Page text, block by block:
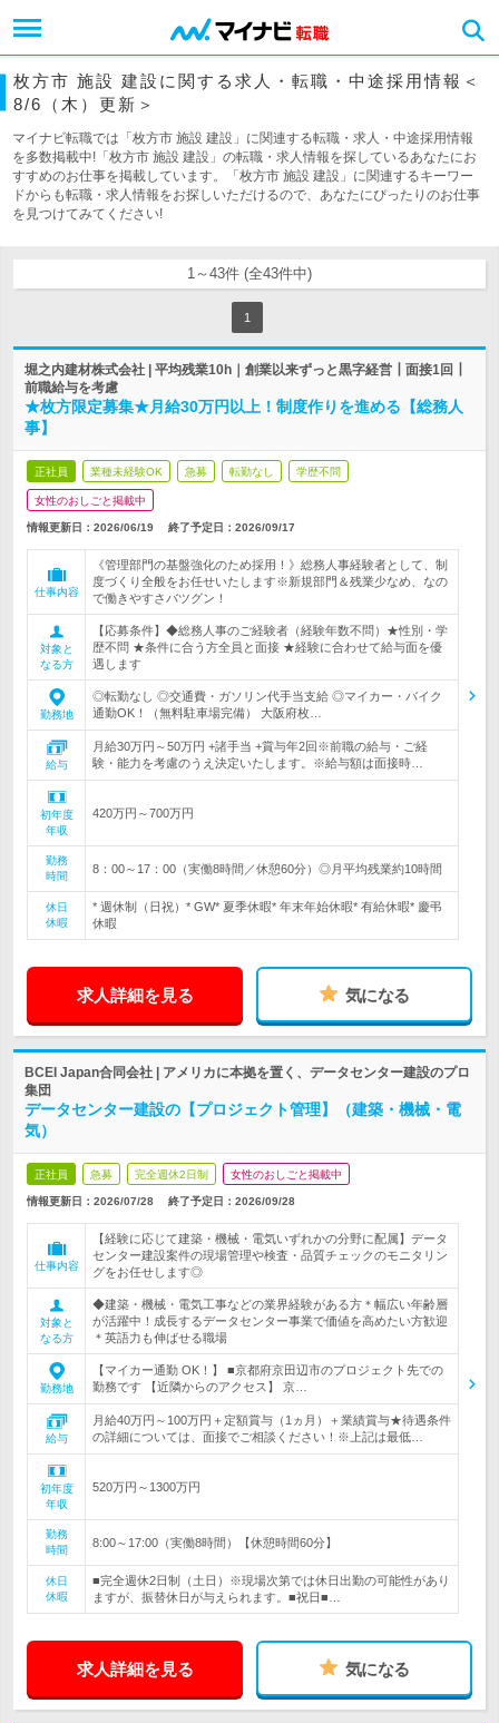
枚方市 施設 建設に関する求人・転職・中途採用情報＜
8/6（木）更新＞
マイナビ転職では「枚方市 施設 建設」に関連する転職・求人・中途採用情報
を多数掲載中!「枚方市 施設 建設」の転職・求人情報を探しているあなたにお
すすめのお仕事を掲載しています。「枚方市 施設 建設」に関連するキーワー
ドからも転職・求人情報をお探しいただけるので、あなたにぴったりのお仕事
を見つけてみてください!
1～43件 (全43件中)
1
堀之内建材株式会社 | 平均残業10h｜創業以来ずっと黒字経営┃面接1回┃
前職給与を考慮
★枚方限定募集★月給30万円以上！制度作りを進める【総務人
事】
正社員 業種未経験OK 急募 転勤なし 学歴不問
女性のおしごと掲載中
情報更新日：2026/06/19 終了予定日： 2026/09/17
仕事内容
《管理部門の基盤強化のため採用！》総務人事経験者として、制
度づくり全般をお任せいたします※新規部門＆残業少なめ、なの
で働きやすさバツグン！
対象と
なる方
【応募条件】◆総務人事のご経験者（経験年数不問）★性別・学
歴不問 ★条件に合う方全員と面接 ★経験に合わせて給与面を優
遇します
勤務地
◎転勤なし ◎交通費・ガソリン代手当支給 ◎マイカー・バイク
通勤OK！（無料駐車場完備） 大阪府枚…
給与
月給30万円～50万円 +諸手当 +賞与年2回※前職の給与・ご経
験・能力を考慮のうえ決定いたします。※給与額は面接時…
初年度
年収
420万円～700万円
勤務
時間
8：00～17：00（実働8時間／休憩60分）◎月平均残業約10時間
休日
休暇
* 週休制（日祝）* GW* 夏季休暇* 年末年始休暇* 有給休暇* 慶弔
休暇
求人詳細を見る 気になる
BCEI Japan合同会社 | アメリカに本拠を置く、データセンター建設のプロ
集団
データセンター建設の【プロジェクト管理】（建築・機械・電
気）
正社員 急募 完全週休2日制 女性のおしごと掲載中
情報更新日：2026/07/28 終了予定日： 2026/09/28
仕事内容
【経験に応じて建築・機械・電気いずれかの分野に配属】データ
センター建設案件の現場管理や検査・品質チェックのモニタリン
グをお任せします◎
対象と
なる方
◆建築・機械・電気工事などの業界経験がある方＊幅広い年齢層
が活躍中！成長するデータセンター事業で価値を高めたい方歓迎
＊英語力も伸ばせる職場
勤務地
【マイカー通勤 OK！】 ■京都府京田辺市のプロジェクト先での
勤務です 【近隣からのアクセス】 京…
給与
月給40万円～100万円＋定額賞与（1ヵ月）＋業績賞与★待遇条件
の詳細については、面接でご相談ください！※上記は最低…
初年度
年収
520万円～1300万円
勤務
時間
8:00～17:00（実働8時間）【休憩時間60分】
休日
休暇
■完全週休2日制（土日）※現場次第では休日出勤の可能性があり
ますが、振替休日が与えられます。■祝日■…
求人詳細を見る 気になる